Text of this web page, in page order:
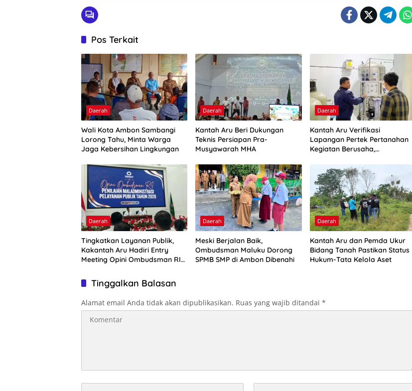
Pos Terkait
Daerah
Wali Kota Ambon Sambangi
Lorong Tahu, Minta Warga
Jaga Kebersihan Lingkungan
Daerah
Kantah Aru Beri Dukungan
Teknis Persiapan Pra-
Musyawarah MHA
Daerah
Kantah Aru Verifikasi
Lapangan Pertek Pertanahan
Kegiatan Berusaha,
Daerah
Tingkatkan Layanan Publik,
Kakantah Aru Hadiri Entry
Meeting Opini Ombudsman RI
Daerah
Meski Berjalan Baik,
Ombudsman Maluku Dorong
SPMB SMP di Ambon Dibenahi
Daerah
Kantah Aru dan Pemda Ukur
Bidang Tanah Pastikan Status
Hukum-Tata Kelola Aset
Tinggalkan Balasan
Alamat email Anda tidak akan dipublikasikan. Ruas yang wajib ditandai *